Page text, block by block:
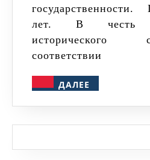
лет. В честь
соответствии
ДАЛЕЕ